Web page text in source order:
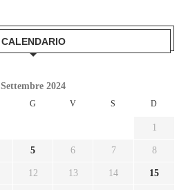
CALENDARIO
Settembre 2024
G V S D
1
5 6 7 8
12 13 14 15